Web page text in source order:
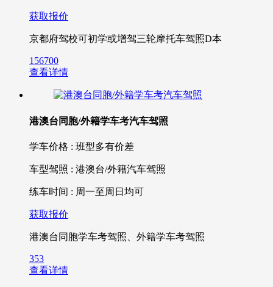
获取报价
京都府驾校可初学或增驾三轮摩托车驾照D本
156700
查看详情
港澳台同胞/外籍学车考汽车驾照
学车价格 : 班型多有价差
车型驾照 : 港澳台/外籍汽车驾照
练车时间 : 周一至周日均可
获取报价
港澳台同胞学车考驾照、外籍学车考驾照
353
查看详情